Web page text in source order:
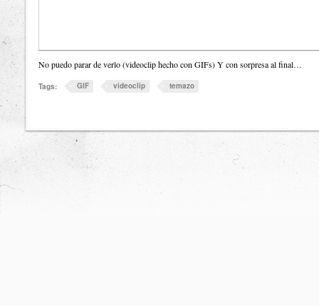
No puedo parar de verlo (videoclip hecho con GIFs) Y con sorpresa al final…
Tags: GIF videoclip temazo